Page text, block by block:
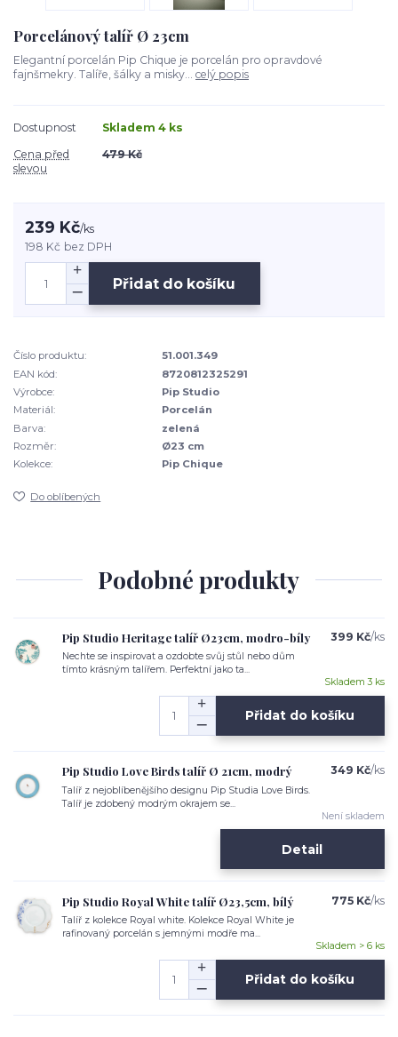
Porcelánový talíř Ø 23cm
Elegantní porcelán Pip Chique je porcelán pro opravdové
fajnšmekry. Talíře, šálky a misky... celý popis
Dostupnost
Skladem 4 ks
Cena před
slevou
479 Kč
239 Kč/ks
198 Kč bez DPH
Přidat do košíku
Číslo produktu:
51.001.349
EAN kód:
8720812325291
Výrobce:
Pip Studio
Materiál:
Porcelán
Barva:
zelená
Rozměr:
Ø23 cm
Kolekce:
Pip Chique
Do oblíbených
Podobné produkty
Pip Studio Heritage talíř Ø23cm, modro-bíly
Nechte se inspirovat a ozdobte svůj stůl nebo dům
tímto krásným talířem. Perfektní jako ta...
399 Kč/ks
Skladem 3 ks
Přidat do košíku
Pip Studio Love Birds talíř Ø 21cm, modrý
Talíř z nejoblíbenějšího designu Pip Studia Love Birds.
Talíř je zdobený modrým okrajem se...
349 Kč/ks
Není skladem
Detail
Pip Studio Royal White talíř Ø23,5cm, bílý
Talíř z kolekce Royal white. Kolekce Royal White je
rafinovaný porcelán s jemnými modře ma...
775 Kč/ks
Skladem > 6 ks
Přidat do košíku